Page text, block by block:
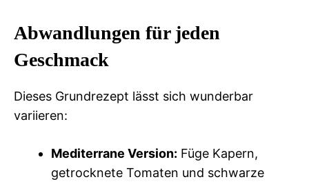
Abwandlungen für jeden
Geschmack
Dieses Grundrezept lässt sich wunderbar
variieren:
Mediterrane Version: Füge Kapern,
getrocknete Tomaten und schwarze